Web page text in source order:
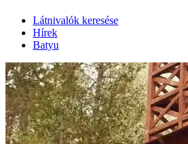
Látnivalók keresése
Hírek
Batyu